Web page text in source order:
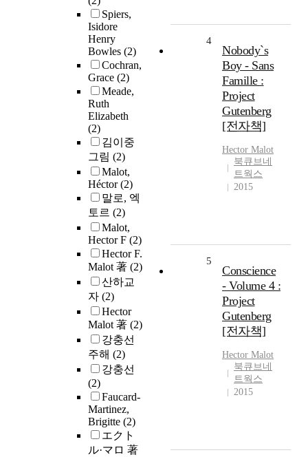
Spiers,
Isidore
Henry
Bowles (2)
Cochran,
Grace (2)
Meade,
Ruth
Elizabeth
(2)
김이중
그림 (2)
Malot,
Héctor(2)
말로, 엑
토르 (2)
Malot,
Hector F (2)
Hector F.
Malot 著 (2)
산하교
자 (2)
Hector
Malot 著 (2)
강충선
주해 (2)
강충선
(2)
Faucard-
Martinez,
Brigitte (2)
エクト
ル·マロ 著
4
Nobody`s
Boy - Sans
Famille :
Project
Gutenberg
[전자책]
Hector Malot
북큐브네
트웍스
2015
5
Conscience
- Volume 4 :
Project
Gutenberg
[전자책]
Hector Malot
북큐브네
트웍스
2015